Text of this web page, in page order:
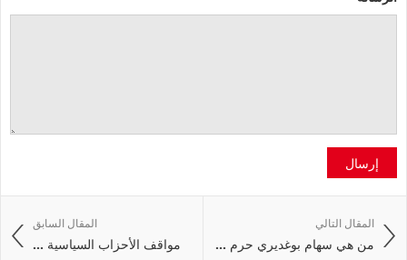
إرسال
المقال السابق
مواقف الأحزاب السياسية ...
المقال التالي
من هي سهام بوغديري حرم ...